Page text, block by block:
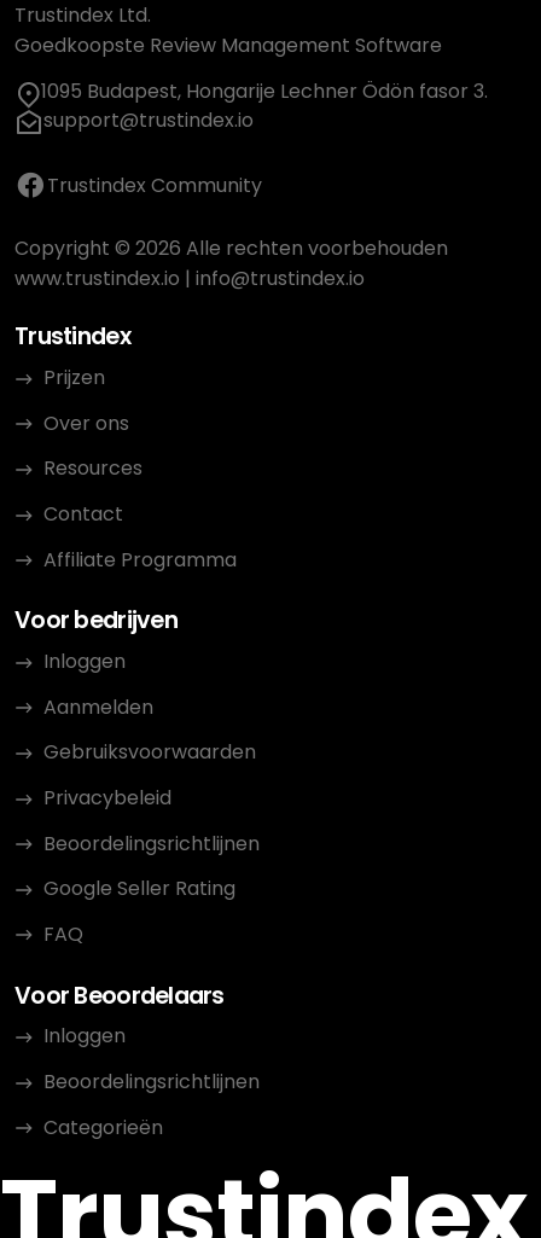
Trustindex Ltd.
Goedkoopste Review Management Software
1095 Budapest, Hongarije Lechner Ödön fasor 3.
support@trustindex.io
Trustindex Community
Copyright © 2026 Alle rechten voorbehouden
www.trustindex.io | info@trustindex.io
Trustindex
Prijzen
Over ons
Resources
Contact
Affiliate Programma
Voor bedrijven
Inloggen
Aanmelden
Gebruiksvoorwaarden
Privacybeleid
Beoordelingsrichtlijnen
Google Seller Rating
FAQ
Voor Beoordelaars
Inloggen
Beoordelingsrichtlijnen
Categorieën